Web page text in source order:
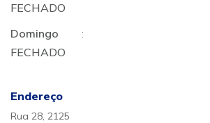
FECHADO
Domingo
:
FECHADO
Endereço
Rua 28, 2125